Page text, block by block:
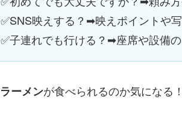
✅SNS映えする？➡映えポイントや
✅子連れでも行ける？➡座席や設備
ラーメンが食べられるのか気になる